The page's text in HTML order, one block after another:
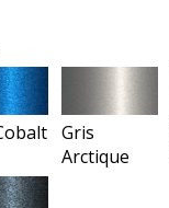
Gris
Arctique